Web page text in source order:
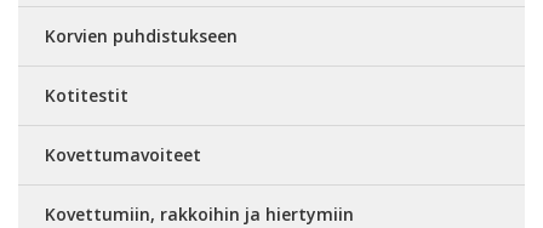
Korvien puhdistukseen
Kotitestit
Kovettumavoiteet
Kovettumiin, rakkoihin ja hiertymiin